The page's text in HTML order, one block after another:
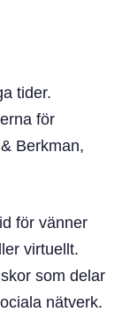
tider.
för
Berkman,
för vänner
virtuellt.
som delar
nätverk.